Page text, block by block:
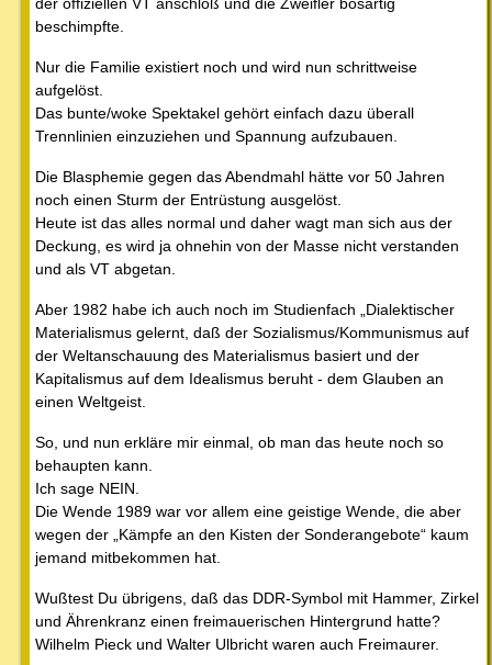
beschimpfte.
Nur die Familie existiert noch und wird nun schrittweise
aufgelöst.
Das bunte/woke Spektakel gehört einfach dazu überall
Trennlinien einzuziehen und Spannung aufzubauen.
Die Blasphemie gegen das Abendmahl hätte vor 50 Jahren
noch einen Sturm der Entrüstung ausgelöst.
Heute ist das alles normal und daher wagt man sich aus der
Deckung, es wird ja ohnehin von der Masse nicht verstanden
und als VT abgetan.
Aber 1982 habe ich auch noch im Studienfach „Dialektischer
Materialismus gelernt, daß der Sozialismus/Kommunismus auf
der Weltanschauung des Materialismus basiert und der
Kapitalismus auf dem Idealismus beruht - dem Glauben an
einen Weltgeist.
So, und nun erkläre mir einmal, ob man das heute noch so
behaupten kann.
Ich sage NEIN.
Die Wende 1989 war vor allem eine geistige Wende, die aber
wegen der „Kämpfe an den Kisten der Sonderangebote“ kaum
jemand mitbekommen hat.
Wußtest Du übrigens, daß das DDR-Symbol mit Hammer, Zirkel
und Ährenkranz einen freimauerischen Hintergrund hatte?
Wilhelm Pieck und Walter Ulbricht waren auch Freimaurer.